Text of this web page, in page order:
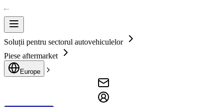
Soluții pentru sectorul autovehiculelor
Piese aftermarket
Europe